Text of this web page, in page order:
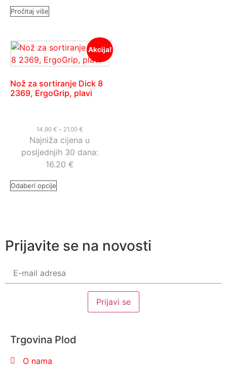
Pročitaj više
Akcija!
Nož za sortiranje Dick 8
2369, ErgoGrip, plavi
14.90 € – 21.00 €
Najniža cijena u
posljednjih 30 dana:
16.20 €
Odaberi opcije
Prijavite se na novosti
Trgovina Plod
O nama